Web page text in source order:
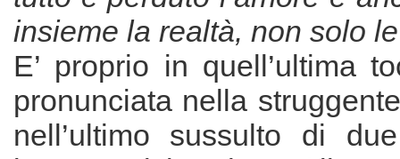
insieme la realtà, non solo
E’ proprio in quell’ultima
pronunciata nella
nell’ultimo sussulto di